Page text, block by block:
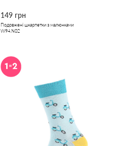
149 грн
Подовжені шкарпетки з малюнками
W94.N02